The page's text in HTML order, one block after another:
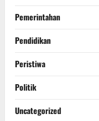
Pemerintahan
Pendidikan
Peristiwa
Politik
Uncategorized